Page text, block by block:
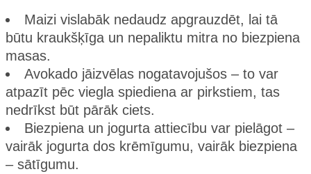
Maizi vislabāk nedaudz apgrauzdēt, lai tā
būtu kraukšķīga un nepaliktu mitra no biezpiena
masas.
Avokado jāizvēlas nogatavojušos – to var
atpazīt pēc viegla spiediena ar pirkstiem, tas
nedrīkst būt pārāk ciets.
Biezpiena un jogurta attiecību var pielāgot –
vairāk jogurta dos krēmīgumu, vairāk biezpiena
– sātīgumu.